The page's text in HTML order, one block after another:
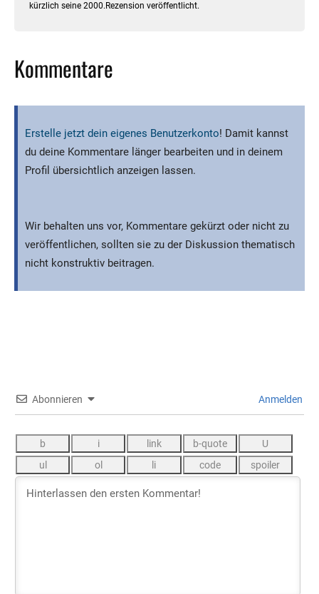
kürzlich seine 2000.Rezension veröffentlicht.
Kommentare
Erstelle jetzt dein eigenes Benutzerkonto! Damit kannst
du deine Kommentare länger bearbeiten und in deinem
Profil übersichtlich anzeigen lassen.
Wir behalten uns vor, Kommentare gekürzt oder nicht zu
veröffentlichen, sollten sie zu der Diskussion thematisch
nicht konstruktiv beitragen.
Abonnieren Anmelden